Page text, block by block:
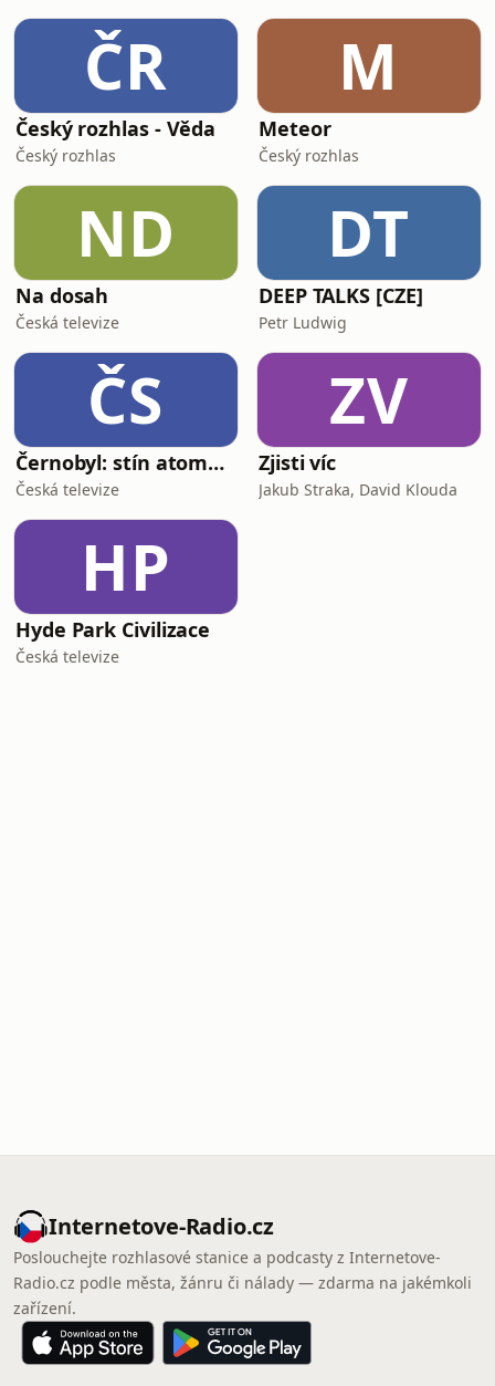
ČR
Český rozhlas - Věda
Český rozhlas
M
Meteor
Český rozhlas
ND
Na dosah
Česká televize
DT
DEEP TALKS [CZE]
Petr Ludwig
ČS
Černobyl: stín atomového věku
Česká televize
ZV
Zjisti víc
Jakub Straka, David Klouda
HP
Hyde Park Civilizace
Česká televize
Internetove-Radio.cz
Poslouchejte rozhlasové stanice a podcasty z Internetove-
Radio.cz podle města, žánru či nálady — zdarma na jakémkoli
zařízení.